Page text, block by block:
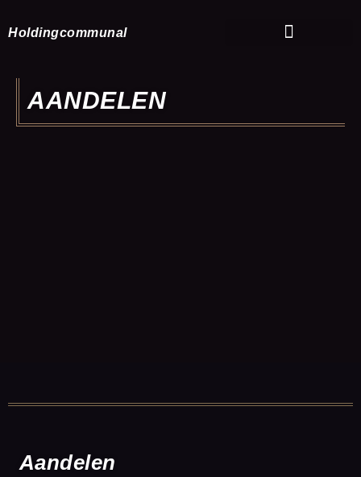
naarHoldingcommunal
AANDELEN
Aandelen